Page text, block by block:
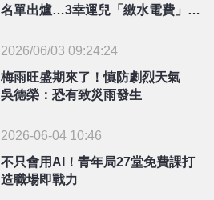
名單出爐…3幸運兒「繳水電費」變
2026/06/03 09:24:24
梅雨旺盛期來了！慎防劇烈天氣
吳德榮：恐有致災雨發生
2026-06-04 10:46
不只會用AI！青年局27堂免費課打
造職場即戰力